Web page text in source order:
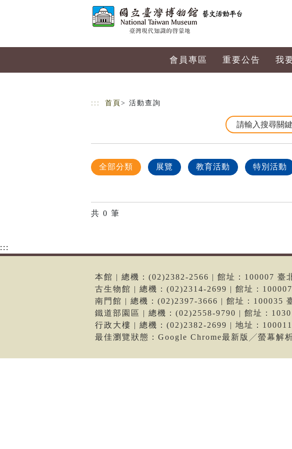
會員專區 重要公告 我
::: 首頁 > 活動查詢
全部分類 展覽 教育活動 特別活動
共 0 筆
:::
本館 | 總機：(02)2382-2566 | 館址：100007 臺
古生物館 | 總機：(02)2314-2699 | 館址：
南門館 | 總機：(02)2397-3666 | 館址：100035
鐵道部園區 | 總機：(02)2558-9790 | 館址：
行政大樓 | 總機：(02)2382-2699 | 地址：
最佳瀏覽狀態：Google Chrome最新版╱螢幕解